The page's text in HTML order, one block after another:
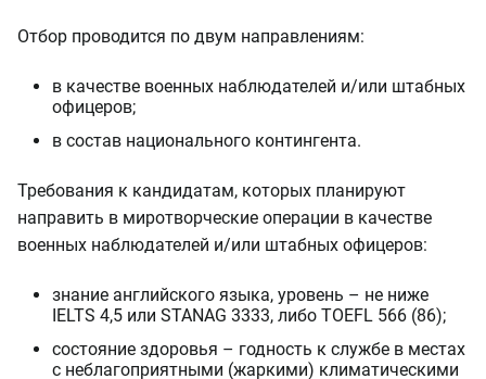
Отбор проводится по двум направлениям:
в качестве военных наблюдателей и/или штабных
офицеров;
в состав национального контингента.
Требования к кандидатам, которых планируют
направить в миротворческие операции в качестве
военных наблюдателей и/или штабных офицеров:
знание английского языка, уровень – не ниже
IELTS 4,5 или STANAG 3333, либо TOEFL 566 (86);
состояние здоровья – годность к службе в местах
с неблагоприятными (жаркими) климатическими